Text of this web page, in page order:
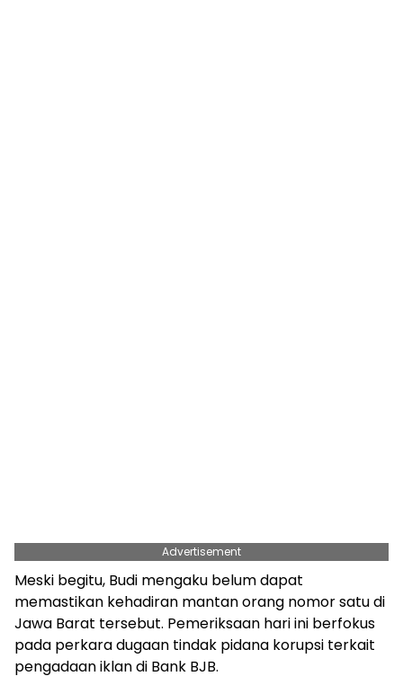
Advertisement
Meski begitu, Budi mengaku belum dapat
memastikan kehadiran mantan orang nomor satu di
Jawa Barat tersebut. Pemeriksaan hari ini berfokus
pada perkara dugaan tindak pidana korupsi terkait
pengadaan iklan di Bank BJB.